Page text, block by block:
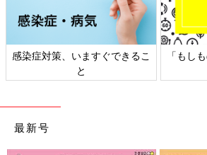
感染症対策、いますぐできるこ
と
「もし
最新号